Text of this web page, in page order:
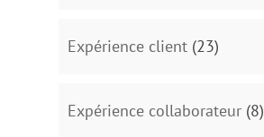
Expérience client(23)
Expérience collaborateur(8)